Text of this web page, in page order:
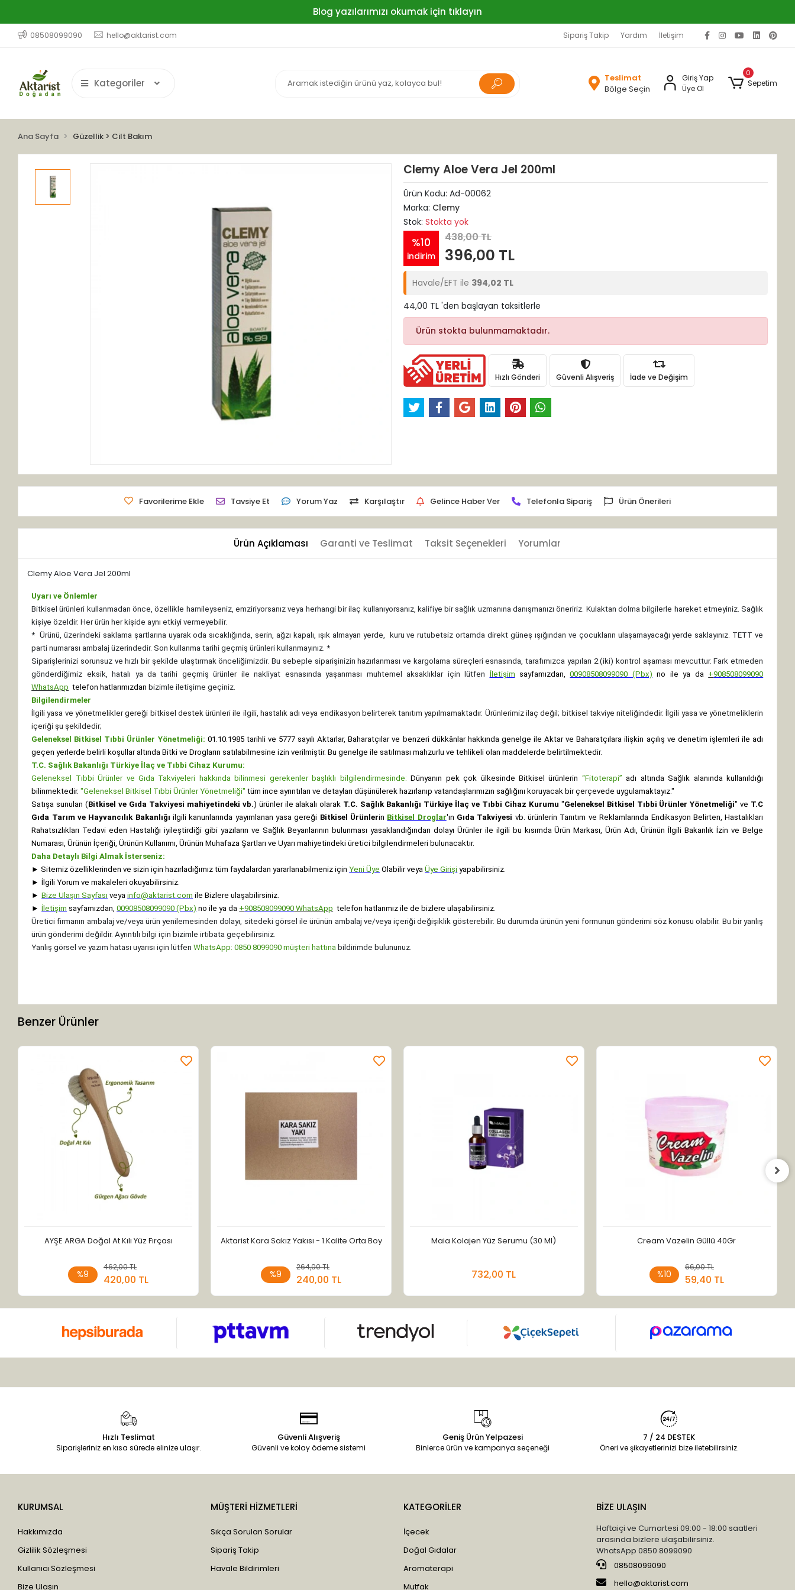
Blog yazılarımızı okumak için tıklayın
08508099090 hello@aktarist.com Sipariş Takip Yardım İletişim
Kategoriler
Teslimat
Bölge Seçin
Giriş Yap
Üye Ol
0
Sepetim
Ana Sayfa Güzellik > Cilt Bakım
Clemy Aloe Vera Jel 200ml
Ürün Kodu: Ad-00062
Marka: Clemy
Stok: Stokta yok
%10
indirim
438,00 TL
396,00 TL
Havale/EFT ile 394,02 TL
44,00 TL 'den başlayan taksitlerle
Ürün stokta bulunmamaktadır.
Hızlı Gönderi Güvenli Alışveriş İade ve Değişim
Favorilerime Ekle Tavsiye Et Yorum Yaz Karşılaştır Gelince Haber Ver Telefonla Sipariş Ürün Önerileri
Ürün Açıklaması Garanti ve Teslimat Taksit Seçenekleri Yorumlar
Clemy Aloe Vera Jel 200ml
Uyarı ve Önlemler
Bitkisel ürünleri kullanmadan önce, özellikle hamileyseniz, emziriyorsanız veya herhangi bir ilaç kullanıyorsanız, kalifiye bir sağlık uzmanına danışmanızı öneririz. Kulaktan dolma bilgilerle hareket etmeyiniz. Sağlık
kişiye özeldir. Her ürün her kişide aynı etkiyi vermeyebilir.
* Ürünü, üzerindeki saklama şartlarına uyarak oda sıcaklığında, serin, ağzı kapalı, ışık almayan yerde, kuru ve rutubetsiz ortamda direkt güneş ışığından ve çocukların ulaşamayacağı yerde saklayınız. TETT ve
parti numarası ambalaj üzerindedir. Son kullanma tarihi geçmiş ürünleri kullanmayınız. *
Siparişlerinizi sorunsuz ve hızlı bir şekilde ulaştırmak önceliğimizdir. Bu sebeple siparişinizin hazırlanması ve kargolama süreçleri esnasında, tarafımızca yapılan 2 (iki) kontrol aşaması mevcuttur. Fark etmeden
gönderdiğimiz eksik, hatalı ya da tarihi geçmiş ürünler ile nakliyat esnasında yaşanması muhtemel aksaklıklar için lütfen İletişim sayfamızdan,00908508099090 (Pbx) no ile ya da +908508099090
WhatsApp telefon hatlarımızdan bizimle iletişime geçiniz.
Bilgilendirmeler
İlgili yasa ve yönetmelikler gereği bitkisel destek ürünleri ile ilgili, hastalık adı veya endikasyon belirterek tanıtım yapılmamaktadır. Ürünlerimiz ilaç değil; bitkisel takviye niteliğindedir. İlgili yasa ve yönetmeliklerin
içeriği şu şekildedir;
Geleneksel Bitkisel Tıbbi Ürünler Yönetmeliği: 01.10.1985 tarihli ve 5777 sayılı Aktarlar, Baharatçılar ve benzeri dükkânlar hakkında genelge ile Aktar ve Baharatçılara ilişkin açılış ve denetim işlemleri ile adı
geçen yerlerde belirli koşullar altında Bitki ve Drogların satılabilmesine izin verilmiştir. Bu genelge ile satılması mahzurlu ve tehlikeli olan maddelerde belirtilmektedir.
T.C. Sağlık Bakanlığı Türkiye İlaç ve Tıbbi Cihaz Kurumu:
Geleneksel Tıbbi Ürünler ve Gıda Takviyeleri hakkında bilinmesi gerekenler başlıklı bilgilendirmesinde: Dünyanın pek çok ülkesinde Bitkisel ürünlerin “Fitoterapi” adı altında Sağlık alanında kullanıldığı
bilinmektedir."Geleneksel Bitkisel Tıbbi Ürünler Yönetmeliği" tüm ince ayrıntıları ve detayları düşünülerek hazırlanıp vatandaşlarımızın sağlığını koruyacak bir çerçevede uygulamaktayız."
Satışa sunulan (Bitkisel ve Gıda Takviyesi mahiyetindeki vb.) ürünler ile alakalı olarak T.C. Sağlık Bakanlığı Türkiye İlaç ve Tıbbi Cihaz Kurumu "Geleneksel Bitkisel Tıbbi Ürünler Yönetmeliği" ve T.C
Gıda Tarım ve Hayvancılık Bakanlığı ilgili kanunlarında yayımlanan yasa gereği Bitkisel Ürünlerin Bitkisel Droglar'ın Gıda Takviyesi vb. ürünlerin Tanıtım ve Reklamlarında Endikasyon Belirten, Hastalıkları
Rahatsızlıkları Tedavi eden Hastalığı iyileştirdiği gibi yazıların ve Sağlık Beyanlarının bulunması yasaklandığından dolayı Ürünler ile ilgili bu kısımda Ürün Markası, Ürün Adı, Ürünün İlgili Bakanlık İzin ve Belge
Numarası, Ürünün İçeriği, Ürünün Kullanımı, Ürünün Muhafaza Şartları ve Uyarı mahiyetindeki üretici bilgilendirmeleri bulunacaktır.
Daha Detaylı Bilgi Almak İsterseniz:
► Sitemiz özelliklerinden ve sizin için hazırladığımız tüm faydalardan yararlanabilmeniz içinYeni Üye Olabilir veyaÜye Girişi yapabilirsiniz.
► İlgili Yorum ve makaleleri okuyabilirsiniz.
► Bize Ulaşın Sayfası veya info@aktarist.com ile Bizlere ulaşabilirsiniz.
► İletişim sayfamızdan,00908508099090 (Pbx) no ile ya da +908508099090 WhatsApp telefon hatlarımız ile de bizlere ulaşabilirsiniz.
Üretici firmanın ambalaj ve/veya ürün yenilemesinden dolayı, sitedeki görsel ile ürünün ambalaj ve/veya içeriği değişiklik gösterebilir. Bu durumda ürünün yeni formunun gönderimi söz konusu olabilir. Bu bir yanlış
ürün gönderimi değildir. Ayrıntılı bilgi için bizimle irtibata geçebilirsiniz.
Yanlış görsel ve yazım hatası uyarısı için lütfenWhatsApp: 0850 8099090 müşteri hattına bildirimde bulununuz.
Benzer Ürünler
AYŞE ARGA Doğal At Kılı Yüz Fırçası
%9
462,00 TL
420,00 TL
Sepete Ekle
Aktarist Kara Sakız Yakısı - 1.Kalite Orta Boy
%9
264,00 TL
240,00 TL
Sepete Ekle
Maia Kolajen Yüz Serumu (30 Ml)
732,00 TL
Cream Vazelin Güllü 40Gr
%10
66,00 TL
59,40 TL
Sepete Ekle
Hızlı Teslimat
Siparişleriniz en kısa sürede elinize ulaşır.
Güvenli Alışveriş
Güvenli ve kolay ödeme sistemi
Geniş Ürün Yelpazesi
Binlerce ürün ve kampanya seçeneği
7 / 24 DESTEK
Öneri ve şikayetlerinizi bize iletebilirsiniz.
KURUMSAL
Hakkımızda
Gizlilik Sözleşmesi
Kullanıcı Sözleşmesi
Bize Ulaşın
MÜŞTERİ HİZMETLERİ
Sıkça Sorulan Sorular
Sipariş Takip
Havale Bildirimleri
KATEGORİLER
İçecek
Doğal Gıdalar
Aromaterapi
Mutfak
BİZE ULAŞIN
Haftaiçi ve Cumartesi 09:00 - 18:00 saatleri
arasında bizlere ulaşabilirsiniz.
WhatsApp 0850 8099090
08508099090
hello@aktarist.com